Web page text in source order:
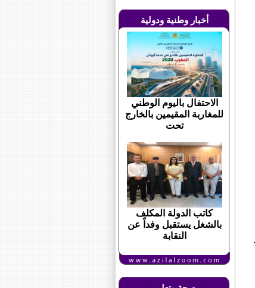
أخبار وطنية ودولية
الاحتفال باليوم الوطني
للمغاربة المقيمين بالخارج
تحت
كاتب الدولة المكلف
بالشغل يستقبل وفداً عن
النقابة